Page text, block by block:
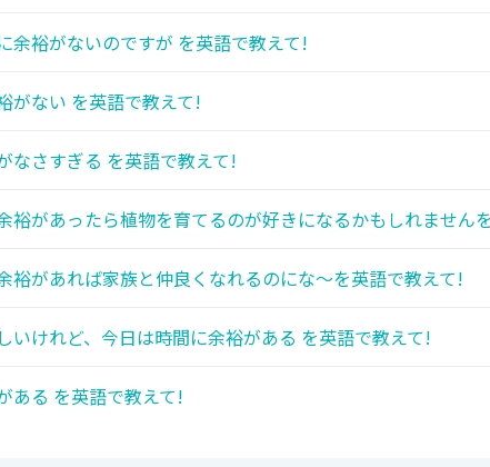
余裕がないのですが を英語で教えて!
がない を英語で教えて!
なさすぎる を英語で教えて!
裕があったら植物を育てるのが好きになるかもしれません
裕があれば家族と仲良くなれるのにな〜を英語で教えて!
いけれど、今日は時間に余裕がある を英語で教えて!
ある を英語で教えて!